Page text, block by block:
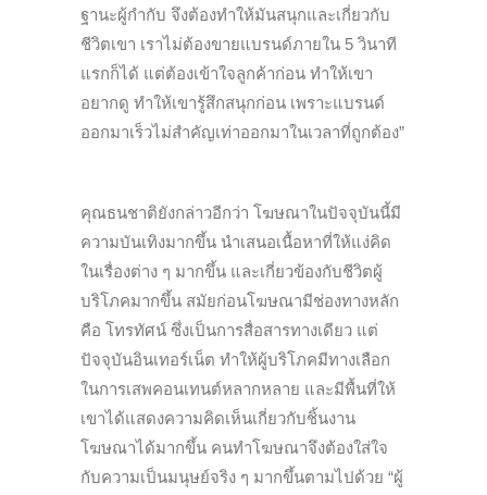
ฐานะผู้กำกับ จึงต้องทำให้มันสนุกและเกี่ยวกับ
ชีวิตเขา เราไม่ต้องขายแบรนด์ภายใน 5 วินาที
แรกก็ได้ แต่ต้องเข้าใจลูกค้าก่อน ทำให้เขา
อยากดู ทำให้เขารู้สึกสนุกก่อน เพราะแบรนด์
ออกมาเร็วไม่สำคัญเท่าออกมาในเวลาที่ถูกต้อง”
คุณธนชาติยังกล่าวอีกว่า โฆษณาในปัจจุบันนี้มี
ความบันเทิงมากขึ้น นำเสนอเนื้อหาที่ให้แง่คิด
ในเรื่องต่าง ๆ มากขึ้น และเกี่ยวข้องกับชีวิตผู้
บริโภคมากขึ้น สมัยก่อนโฆษณามีช่องทางหลัก
คือ โทรทัศน์ ซึ่งเป็นการสื่อสารทางเดียว แต่
ปัจจุบันอินเทอร์เน็ต ทำให้ผู้บริโภคมีทางเลือก
ในการเสพคอนเทนต์หลากหลาย และมีพื้นที่ให้
เขาได้แสดงความคิดเห็นเกี่ยวกับชิ้นงาน
โฆษณาได้มากขึ้น คนทำโฆษณาจึงต้องใส่ใจ
กับความเป็นมนุษย์จริง ๆ มากขึ้นตามไปด้วย “ผู้